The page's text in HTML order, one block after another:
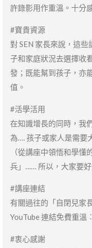
許錄影用作重溫。十分
#寶貴資源
對 SEN 家長來說，這
子和家庭狀況去選擇收
發；既能幫到孩子，亦
值。
#活學活用
在知識增長的同時，我
為…. 孩子或家人是需要
（從講座中領悟和學
兵」…… 所以，大家要
#講座連結
有關過往的「自閉兒家
YouTube 連結免費重溫
#衷心感謝